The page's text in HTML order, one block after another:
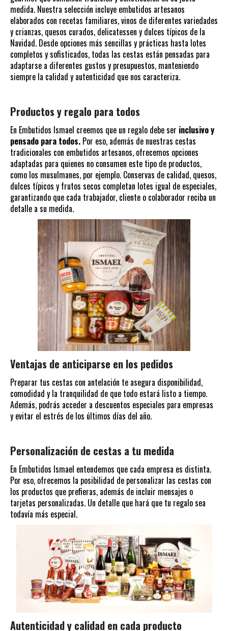
medida. Nuestra selección incluye embutidos artesanos
elaborados con recetas familiares, vinos de diferentes variedades
y crianzas, quesos curados, delicatessen y dulces típicos de la
Navidad. Desde opciones más sencillas y prácticas hasta lotes
completos y sofisticados, todas las cestas están pensadas para
adaptarse a diferentes gustos y presupuestos, manteniendo
siempre la calidad y autenticidad que nos caracteriza.
Productos y regalo para todos
En Embutidos Ismael creemos que un regalo debe ser inclusivo y
pensado para todos. Por eso, además de nuestras cestas
tradicionales con embutidos artesanos, ofrecemos opciones
adaptadas para quienes no consumen este tipo de productos,
como los musulmanes, por ejemplo. Conservas de calidad, quesos,
dulces típicos y frutos secos completan lotes igual de especiales,
garantizando que cada trabajador, cliente o colaborador reciba un
detalle a su medida.
Ventajas de anticiparse en los pedidos
Preparar tus cestas con antelación te asegura disponibilidad,
comodidad y la tranquilidad de que todo estará listo a tiempo.
Además, podrás acceder a descuentos especiales para empresas
y evitar el estrés de los últimos días del año.
Personalización de cestas a tu medida
En Embutidos Ismael entendemos que cada empresa es distinta.
Por eso, ofrecemos la posibilidad de personalizar las cestas con
los productos que prefieras, además de incluir mensajes o
tarjetas personalizadas. Un detalle que hará que tu regalo sea
todavía más especial.
Autenticidad y calidad en cada producto